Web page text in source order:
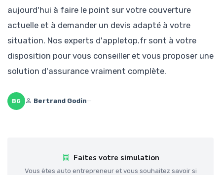
aujourd'hui à faire le point sur votre couverture
actuelle et à demander un devis adapté à votre
situation. Nos experts d'appletop.fr sont à votre
disposition pour vous conseiller et vous proposer une
solution d'assurance vraiment complète.
BG Bertrand Godin—
Faites votre simulation
Vous êtes auto entrepreneur et vous souhaitez savoir si